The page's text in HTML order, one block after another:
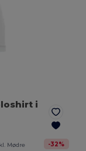
i
Mødre -32%